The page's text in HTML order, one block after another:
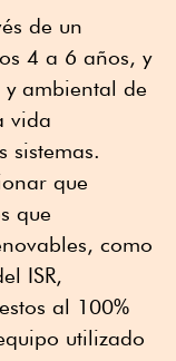
de un
4 a 6 años, y
ambiental de
vida
sistemas.
que
que
como
ISR,
al 100%
utilizado